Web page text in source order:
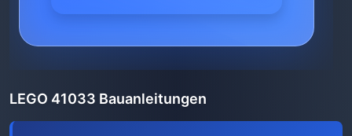
LEGO 41033 Bauanleitungen